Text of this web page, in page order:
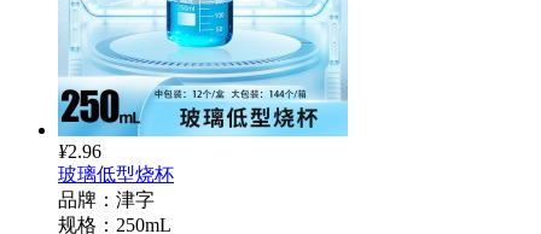
¥2.96
玻璃低型烧杯
品牌：津字
规格：250mL